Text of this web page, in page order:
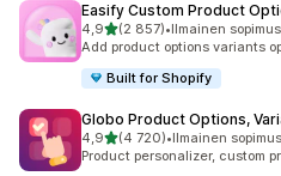
Easify Custom Product
4,9/ 5 tähteä
(2 857)
2857 arvostelua yhteensä
•Ilmainen
Add product options variants
Built for Shopify
Globo Product Options,
4,9/ 5 tähteä
(4 720)
4720 arvostelua yhteensä
•Ilmainen
Product personalizer, custom